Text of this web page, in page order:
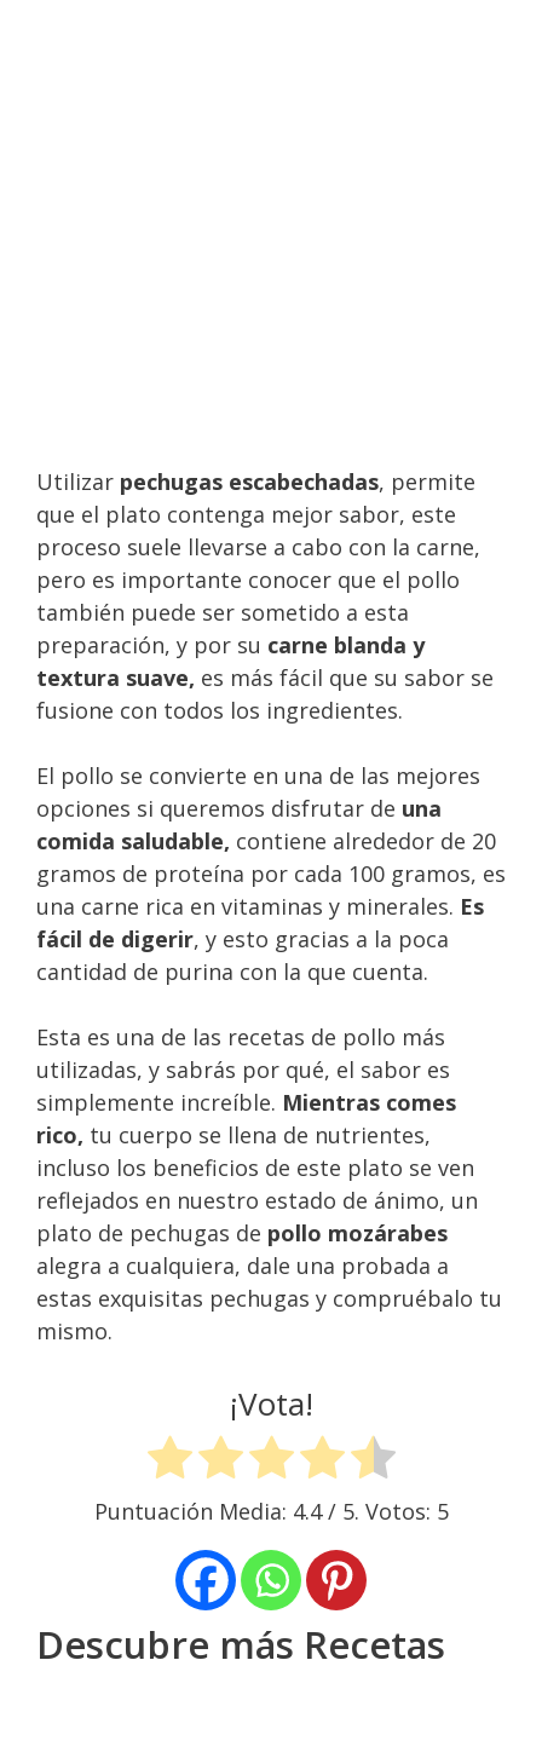
Utilizar pechugas escabechadas, permite
que el plato contenga mejor sabor, este
proceso suele llevarse a cabo con la carne,
pero es importante conocer que el pollo
también puede ser sometido a esta
preparación, y por su carne blanda y
textura suave, es más fácil que su sabor se
fusione con todos los ingredientes.
El pollo se convierte en una de las mejores
opciones si queremos disfrutar de una
comida saludable, contiene alrededor de 20
gramos de proteína por cada 100 gramos, es
una carne rica en vitaminas y minerales. Es
fácil de digerir, y esto gracias a la poca
cantidad de purina con la que cuenta.
Esta es una de las recetas de pollo más
utilizadas, y sabrás por qué, el sabor es
simplemente increíble. Mientras comes
rico, tu cuerpo se llena de nutrientes,
incluso los beneficios de este plato se ven
reflejados en nuestro estado de ánimo, un
plato de pechugas de pollo mozárabes
alegra a cualquiera, dale una probada a
estas exquisitas pechugas y compruébalo tu
mismo.
¡Vota!
Puntuación Media: 4.4/ 5. Votos: 5
Descubre más Recetas